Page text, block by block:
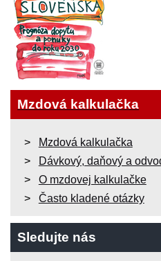
Mzdová kalkulačka
Mzdová kalkulačka
Dávkový, daňový a
O mzdovej kalkulačke
Často kladené otázky
Sledujte nás